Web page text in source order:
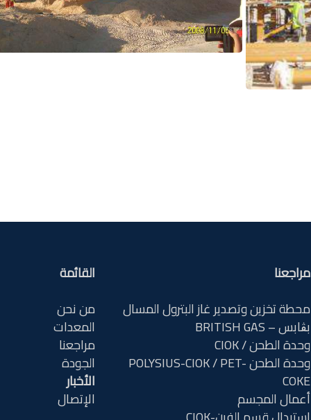
القائمة
من نحن
المعدات
مراجعنا
الجودة
الأخبار
الإتصال
مراجعنا
محطة تخزين وتصدير غاز البترول المسال
بڨابس – BRITISH GAS
وحدة الطحن / CIOK
وحدة الطحن POLYSIUS-CIOK / PET-
COKE
أعمال المجسم